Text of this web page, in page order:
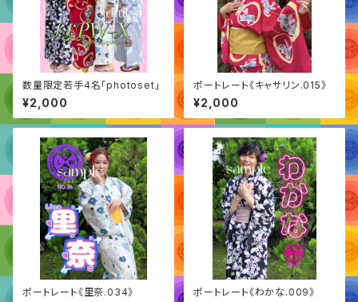
数量限定若手4名「photoset」
¥2,000
ポートレート《キャサリン.015》
¥2,000
ポートレート《里奈.034》 ポートレート《わかな.009》